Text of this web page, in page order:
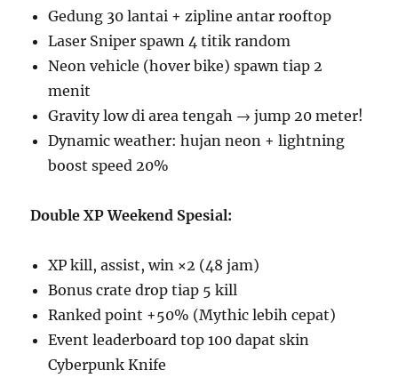
Gedung 30 lantai + zipline antar rooftop
Laser Sniper spawn 4 titik random
Neon vehicle (hover bike) spawn tiap 2
menit
Gravity low di area tengah → jump 20 meter!
Dynamic weather: hujan neon + lightning
boost speed 20%
Double XP Weekend Spesial:
XP kill, assist, win ×2 (48 jam)
Bonus crate drop tiap 5 kill
Ranked point +50% (Mythic lebih cepat)
Event leaderboard top 100 dapat skin
Cyberpunk Knife